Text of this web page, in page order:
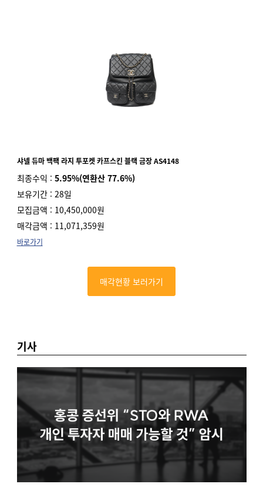
샤넬 듀마 백팩 라지 투포켓 카프스킨 블랙 금장 AS4148
최종수익 : 5.95%(연환산 77.6%)
보유기간 : 28일
모집금액 : 10,450,000원
매각금액 : 11,071,359원
바로가기
매각현황 보러가기
기사